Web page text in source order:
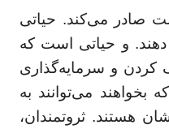
صادر می‌کند. حیاتی
دهند. و حیاتی است که
کردن و سرمایه‌گذاری
بخواهند می‌توانند به
هستند. ثروتمندان،